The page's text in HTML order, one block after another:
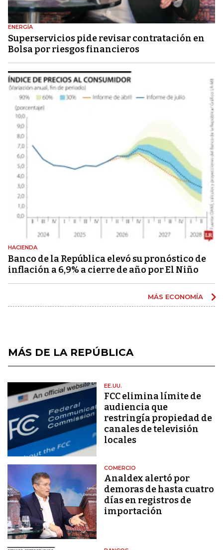
ENERGÍA
Superservicios pide revisar contratación en
Bolsa por riesgos financieros
HACIENDA
Banco de la República elevó su pronóstico de
inflación a 6,9% a cierre de año por El Niño
MÁS ECONOMÍA
MÁS DE LA REPÚBLICA
EE.UU.
FCC elimina límite de
audiencia que
restringía propiedad de
canales de televisión
locales
COMERCIO
Analdex alertó por
demoras de hasta cuatro
días en registros de
importación